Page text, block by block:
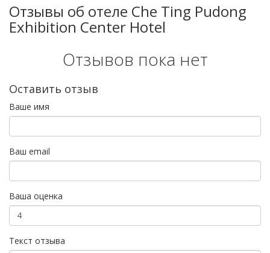
Отзывы об отеле Che Ting Pudong
Exhibition Center Hotel
Отзывов пока нет
Оставить отзыв
Ваше имя
Ваш email
Ваша оценка
Текст отзыва